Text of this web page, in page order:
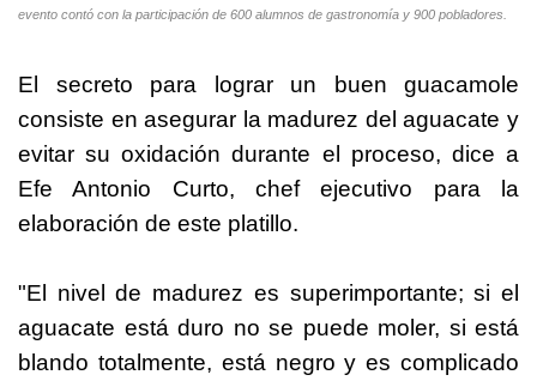
evento contó con la participación de 600 alumnos de gastronomía y 900 pobladores.
El secreto para lograr un buen guacamole
consiste en asegurar la madurez del aguacate y
evitar su oxidación durante el proceso, dice a
Efe Antonio Curto, chef ejecutivo para la
elaboración de este platillo.
"El nivel de madurez es superimportante; si el
aguacate está duro no se puede moler, si está
blando totalmente, está negro y es complicado